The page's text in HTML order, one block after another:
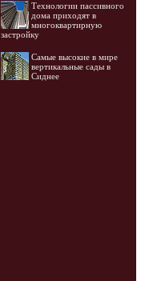
Технологии пассивного
дома приходят в
многоквартирную
застройку
Самые высокие в мире
вертикальные сады в
Сиднее